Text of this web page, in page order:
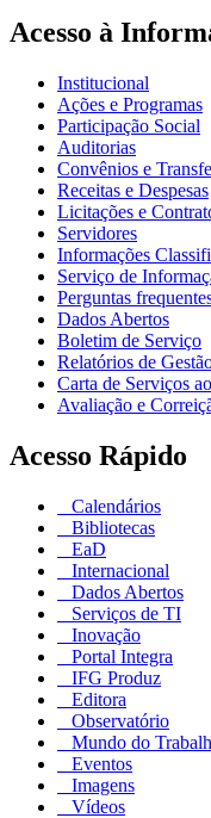
Acesso à
Institucional
Ações e Programas
Participação Social
Auditorias
Convênios e
Receitas e Despesas
Licitações e
Servidores
Informações
Serviço de
Perguntas
Dados Abertos
Boletim de Serviço
Relatórios de
Carta de Serviços
Avaliação e
Acesso Rápido
Calendários
Bibliotecas
EaD
Internacional
Dados Abertos
Serviços de TI
Inovação
Portal Integra
IFG Produz
Editora
Observatório
Mundo do
Eventos
Imagens
Vídeos